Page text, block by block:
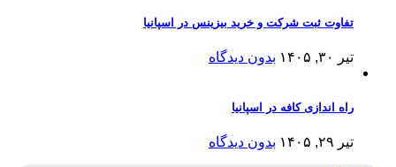
تفاوت ثبت شرکت و خرید بیزینس در اسپانیا
تیر ۳۰, ۱۴۰۵ بدون دیدگاه
راه اندازی کافه در اسپانیا
تیر ۲۹, ۱۴۰۵ بدون دیدگاه